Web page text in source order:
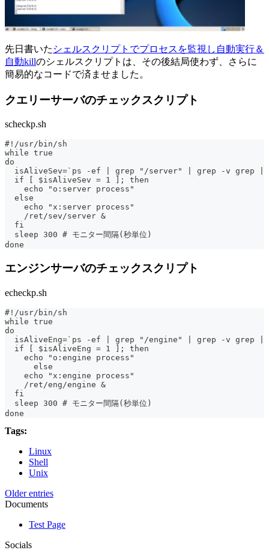
先日書いた シェルスクリプトでプロセスを監視し自動実行＆
自動killのシェルスクリプトは、その後結局使わず、さらに
簡易的なコードで済ませました。
クエリーサーバのチェックスクリプト
scheckp.sh
#!/usr/bin/sh
while true
do
isAliveSev=`ps -ef | grep "/server" | grep -v grep |
  if [ $isAliveSev = 1 ]; then
    echo "o:server process"
  else
    echo "x:server process"
    /ret/sev/server &
  fi
  sleep 300 # モニター間隔(秒単位)
done
エンジンサーバのチェックスクリプト
echeckp.sh
#!/usr/bin/sh
while true
do
isAliveEng=`ps -ef | grep "/engine" | grep -v grep |
  if [ $isAliveEng = 1 ]; then
    echo "o:engine process"
      else
    echo "x:engine process"
    /ret/eng/engine &
  fi
  sleep 300 # モニター間隔(秒単位)
done
Tags:
Linux
Shell
Unix
Older entries
Documents
Test Page
Socials